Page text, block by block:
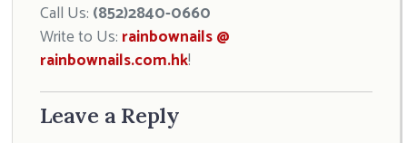
Call Us: (852)2840-0660
Write to Us: rainbownails @
rainbownails.com.hk!
Leave a Reply